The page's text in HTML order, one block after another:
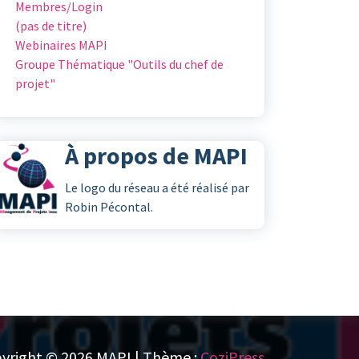
Membres/Login
(pas de titre)
Webinaires MAPI
Groupe Thématique "Outils du chef de
projet"
À propos de MAPI
Le logo du réseau a été réalisé par
Robin Pécontal.